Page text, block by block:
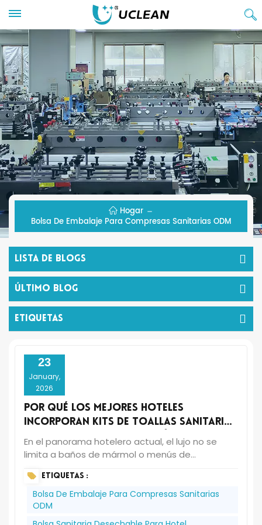
Hogar
Bolsa De Embalaje Para Compresas Sanitarias ODM
Lista De Blogs
Último Blog
ETIQUETAS
23
January,
2026
Por qué los mejores hoteles
incorporan kits de toallas sanitarias
personalizadas a sus artículos de
aseo para huéspedes
En el panorama hotelero actual, el lujo no se
limita a baños de mármol o menús de
tácitas de los huéspedes con elegancia y
discreción. Una tendencia sutil pero poderosa
que cobra fuerza entre hoteles de cinco
estrellas, resorts boutique y proveedores de
ETIQUETAS :
Bolsa De Embalaje Para Compresas Sanitarias
ODM